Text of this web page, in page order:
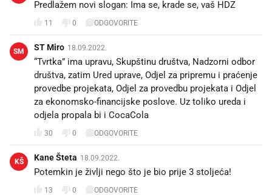
11 0 ODGOVORITE
SM ST Miro 18.09.2022.
“Tvrtka” ima upravu, Skupštinu društva, Nadzorni odbor
društva, zatim Ured uprave, Odjel za pripremu i praćenje
provedbe projekata, Odjel za provedbu projekata i Odjel
za ekonomsko-financijske poslove. Uz toliko ureda i
odjela propala bi i CocaCola
30 0 ODGOVORITE
KŠ Kane Šteta 18.09.2022.
13 0 ODGOVORITE